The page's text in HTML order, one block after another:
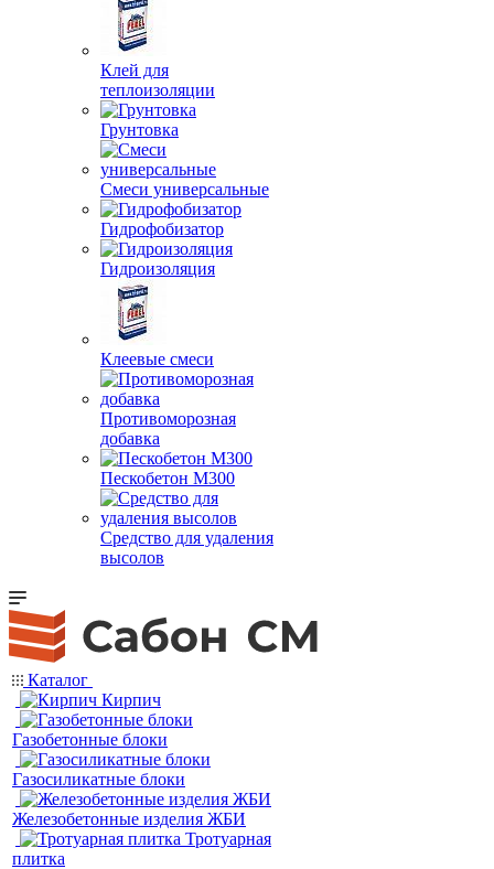
Клей для
теплоизоляции
Грунтовка
Смеси универсальные
Гидрофобизатор
Гидроизоляция
Клеевые смеси
Противоморозная
добавка
Пескобетон М300
Средство для удаления
высолов
Каталог
Кирпич
Газобетонные блоки
Газосиликатные блоки
Железобетонные изделия ЖБИ
Тротуарная
плитка